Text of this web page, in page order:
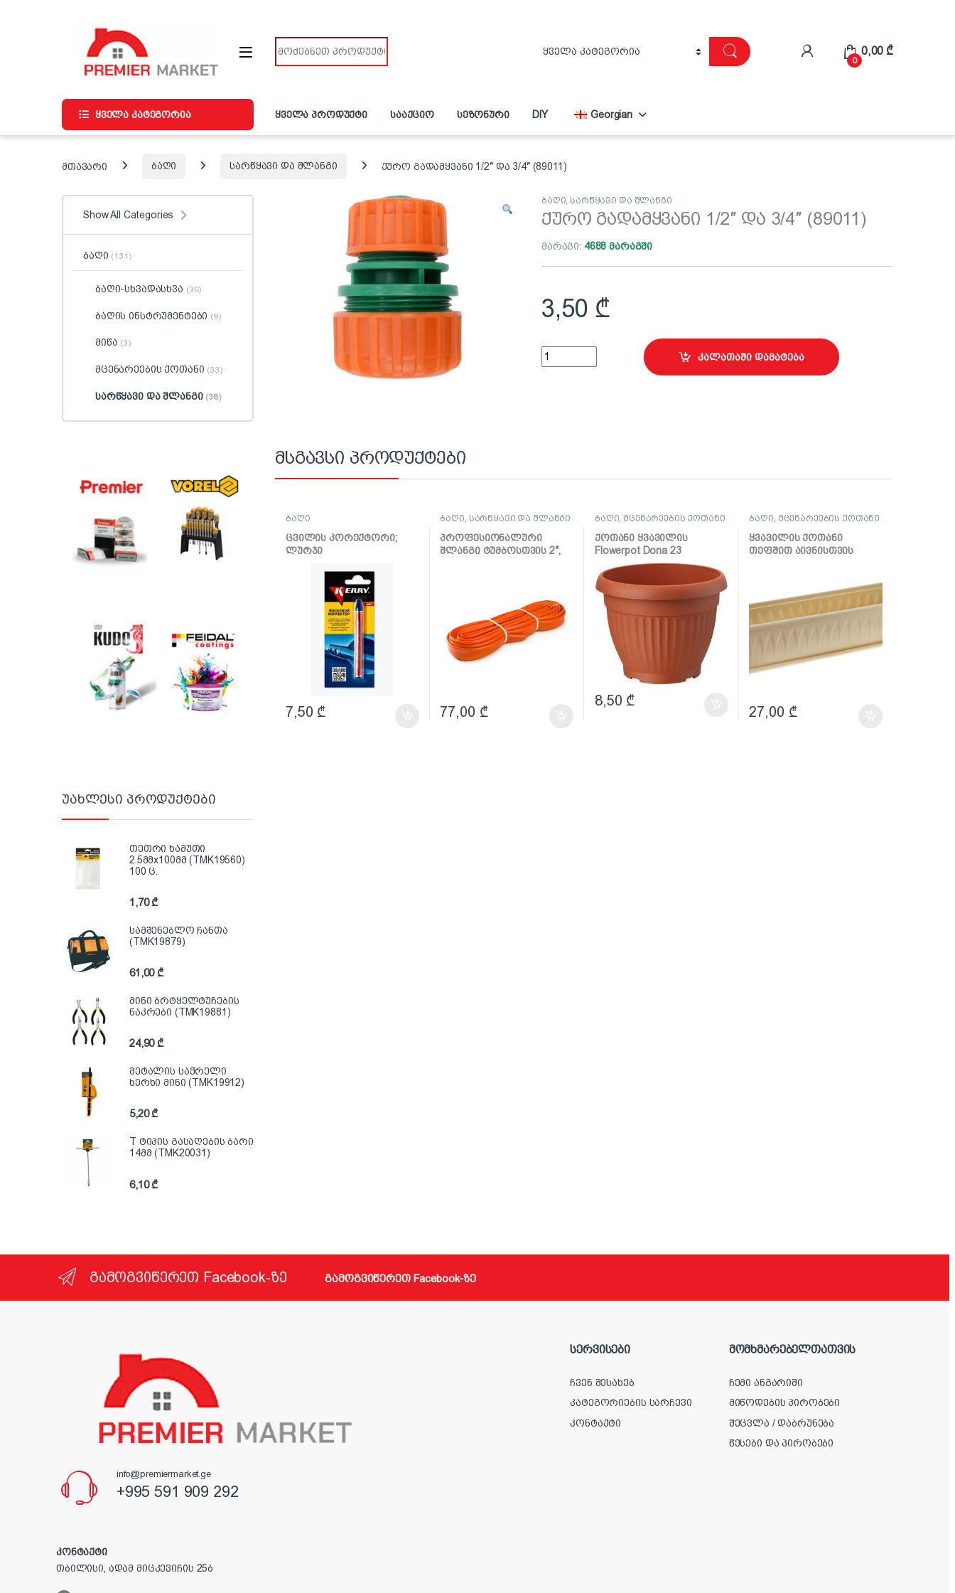
0
0,00 ₾
ყველა კატეგორია ყველა პროდუქტი სააქციო სეზონური DIY Georgian
მთავარი ბაღი სარწყავი და შლანგი ქურო გადამყვანი 1/2″ და 3/4″ (89011)
ბაღი, სარწყავი და შლანგი
ქურო გადამყვანი 1/2″ და 3/4″ (89011)
მარაგი: 4688 მარაგში
3,50 ₾
ქურო გადამყვანი 1/2" და 3/4" (89011) quantity
კალათაში დამატება
მსგავსი პროდუქტები
ბაღი
ცვილის კორექტორი;
ლურჯი
7,50 ₾
ბაღი სარწყავი და შლანგი
პროფესიონალური
შლანგი ტუმბოსთვის 2″,
77,00 ₾
ბაღი მცენარეების ქოთანი
ქოთანი ყვავილის
Flowerpot Dona 23
terracotta (0166-010)
8,50 ₾
ბაღი მცენარეების ქოთანი
ყვავილის ქოთანი
თეფშით აივნისთვის
27,00 ₾
Show All Categories
ბაღი (131)
ბაღი-სხვადასხვა (36)
ბაღის ინსტრუმენტები (9)
მიწა (3)
მცენარეების ქოთანი (33)
სარწყავი და შლანგი (38)
უახლესი პროდუქტები
თეთრი ხამუთი
2.5მმx100მმ (TMK19560)
100 ც.
1,70₾
სამშენებლო ჩანთა
(TMK19879)
61,00₾
მინი ბრტყელტუჩების
ნაკრები (TMK19881)
24,90₾
მეტალის საჭრელი
ხერხი მინი (TMK19912)
5,20₾
T ტიპის გასაღების ბარი
14მმ (TMK20031)
6,10₾
გამოგვიწერეთ Facebook-ზე გამოგვიწერეთ Facebook-ზე
info@premiermarket.ge
+995 591 909 292
კონტაქტი
თბილისი, ადამ მიცკევიჩის 25ბ
სერვისები
ჩვენ შესახებ
კატეგორიების სარჩევი
კონტაქტი
მომხმარებელთათვის
ჩემი ანგარიში
მიწოდების პირობები
შეცვლა / დაბრუნება
წესები და პირობები